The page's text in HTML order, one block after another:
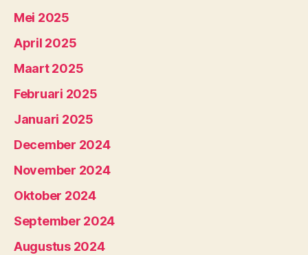
Mei 2025
April 2025
Maart 2025
Februari 2025
Januari 2025
December 2024
November 2024
Oktober 2024
September 2024
Augustus 2024